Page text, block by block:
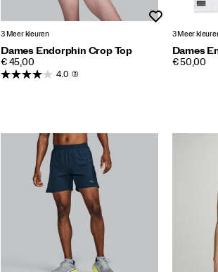
3 Meer kleuren
Dames Endorphin Crop Top
PRICE
€ 45,00
4.0 (3)
3 Meer
Dames
PRICE
€ 50,00